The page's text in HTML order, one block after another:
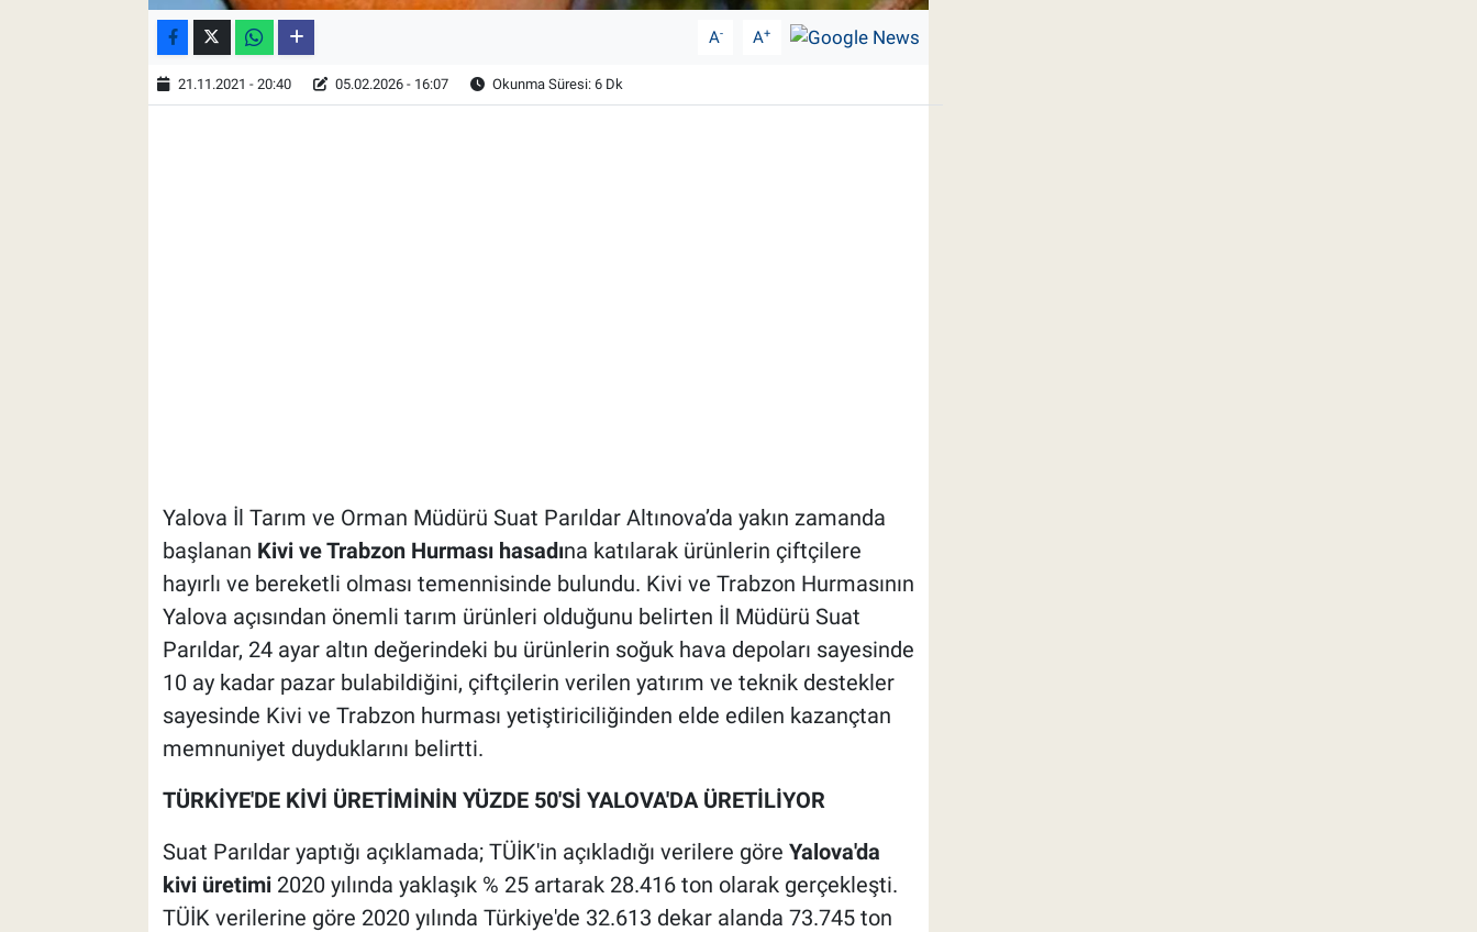
A- A+
21.11.2021 - 20:40 05.02.2026 - 16:07 Okunma Süresi: 6 Dk
Yalova İl Tarım ve Orman Müdürü Suat Parıldar Altınova’da yakın zamanda
başlanan Kivi ve Trabzon Hurması hasadına katılarak ürünlerin çiftçilere
hayırlı ve bereketli olması temennisinde bulundu. Kivi ve Trabzon Hurmasının
Yalova açısından önemli tarım ürünleri olduğunu belirten İl Müdürü Suat
Parıldar, 24 ayar altın değerindeki bu ürünlerin soğuk hava depoları sayesinde
10 ay kadar pazar bulabildiğini, çiftçilerin verilen yatırım ve teknik destekler
sayesinde Kivi ve Trabzon hurması yetiştiriciliğinden elde edilen kazançtan
memnuniyet duyduklarını belirtti.
TÜRKİYE'DE KİVİ ÜRETİMİNİN YÜZDE 50'Sİ YALOVA'DA ÜRETİLİYOR
Suat Parıldar yaptığı açıklamada; TÜİK'in açıkladığı verilere göre Yalova'da
kivi üretimi2020 yılında yaklaşık % 25 artarak 28.416 ton olarak gerçekleşti.
TÜİK verilerine göre 2020 yılında Türkiye'de 32.613 dekar alanda 73.745 ton